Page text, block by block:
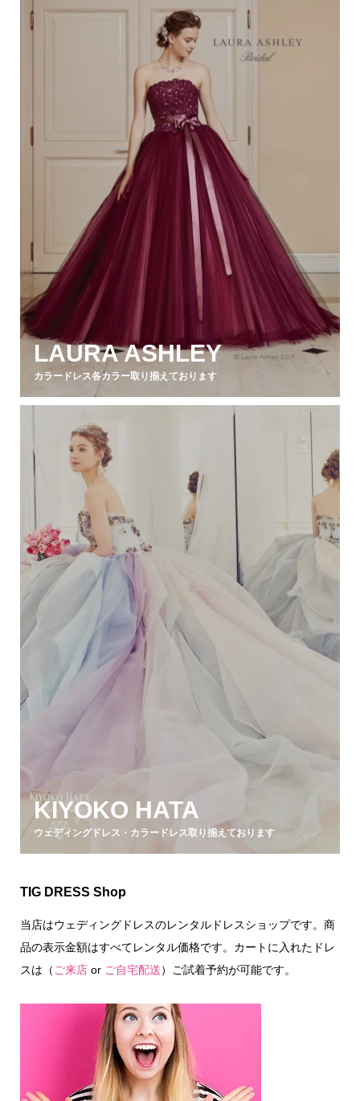
LAURA ASHLEY
カラードレス各カラー取り揃えております
KIYOKO HATA
ウェディングドレス・カラードレス取り揃えております
TIG DRESS Shop
当店はウェディングドレスのレンタルドレスショップです。商
品の表示金額はすべてレンタル価格です。カートに入れたドレ
スは（ ご来店or ご自宅配送）ご試着予約が可能です。